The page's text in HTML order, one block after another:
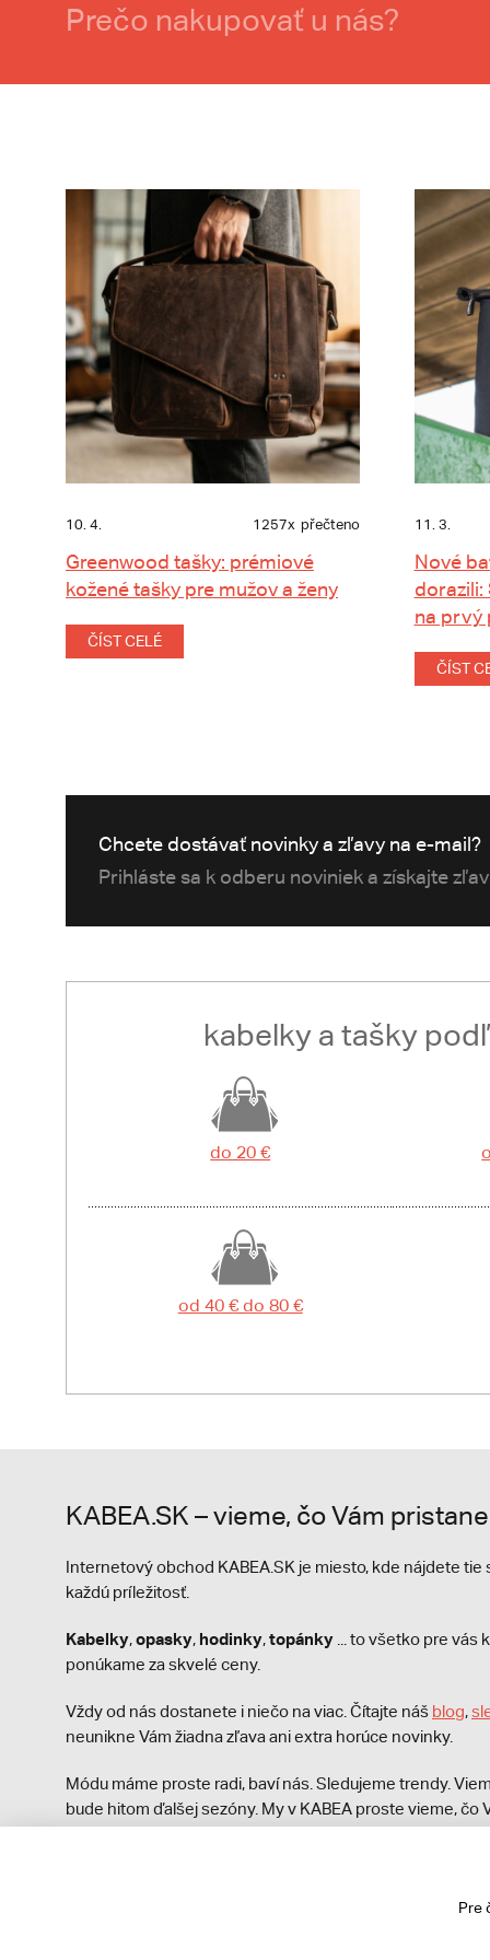
Prečo nakupovať u nás?
10. 4. 1257x přečteno
Greenwood tašky: prémiové
kožené tašky pre mužov a ženy
ČÍST CELÉ
11. 3.
Nové
dorazili:
na prvý
ČÍST
Chcete dostávať novinky a zľavy na e-mail?
Prihláste sa k odberu noviniek a získajte
kabelky a tašky
do 20 €
od 40 € do 80 €
KABEA.SK – vieme, čo Vám pristane
Internetový obchod KABEA.SK je miesto, kde nájdete
každú príležitosť.
Kabelky,opasky, hodinky,topánky ... to všetko pre vás
ponúkame za skvelé ceny.
Vždy od nás dostanete i niečo na viac. Čítajte náš blog,
neunikne Vám žiadna zľava ani extra horúce novinky.
Módu máme proste radi, baví nás. Sledujeme trendy.
bude hitom ďalšej sezóny. My v KABEA proste vieme, čo
Pre